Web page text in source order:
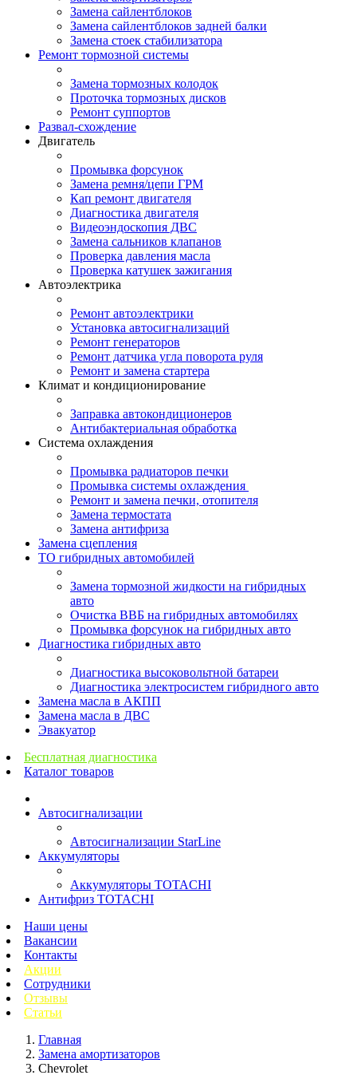
Замена сайлентблоков
Замена сайлентблоков задней балки
Замена стоек стабилизатора
Ремонт тормозной системы
Замена тормозных колодок
Проточка тормозных дисков
Ремонт суппортов
Развал-схождение
Двигатель
Промывка форсунок
Замена ремня/цепи ГРМ
Кап ремонт двигателя
Диагностика двигателя
Видеоэндоскопия ДВС
Замена сальников клапанов
Проверка давления масла
Проверка катушек зажигания
Автоэлектрика
Ремонт автоэлектрики
Установка автосигнализаций
Ремонт генераторов
Ремонт датчика угла поворота руля
Ремонт и замена стартера
Климат и кондиционирование
Заправка автокондиционеров
Антибактериальная обработка
Система охлаждения
Промывка радиаторов печки
Промывка системы охлаждения
Ремонт и замена печки, отопителя
Замена термостата
Замена антифриза
Замена сцепления
ТО гибридных автомобилей
Замена тормозной жидкости на гибридных
авто
Очистка ВВБ на гибридных автомобилях
Промывка форсунок на гибридных авто
Диагностика гибридных авто
Диагностика высоковольтной батареи
Диагностика электросистем гибридного авто
Замена масла в АКПП
Замена масла в ДВС
Эвакуатор
Бесплатная диагностика
Каталог товаров
Автосигнализации
Автосигнализации StarLine
Аккумуляторы
Аккумуляторы TOTACHI
Антифриз TOTACHI
Наши цены
Вакансии
Контакты
Акции
Сотрудники
Отзывы
Статьи
Главная
Замена амортизаторов
Chevrolet